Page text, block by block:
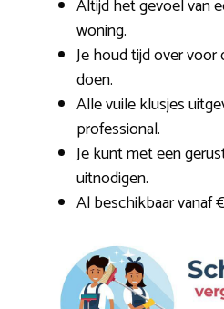
Altijd het gevoel van
woning.
Je houd tijd over
doen.
Alle vuile klusjes
professional.
Je kunt met een
uitnodigen.
Al beschikbaar vanaf